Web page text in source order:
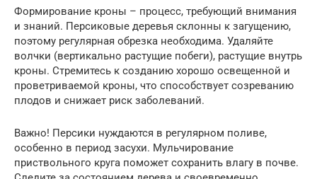
Формирование кроны – процесс, требующий внимания
и знаний. Персиковые деревья склонны к загущению,
поэтому регулярная обрезка необходима. Удаляйте
волчки (вертикально растущие побеги), растущие внутрь
кроны. Стремитесь к созданию хорошо освещенной и
проветриваемой кроны, что способствует созреванию
плодов и снижает риск заболеваний.
Важно! Персики нуждаются в регулярном поливе,
особенно в период засухи. Мульчирование
приствольного круга поможет сохранить влагу в почве.